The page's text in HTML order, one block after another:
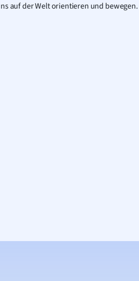
auf der Welt orientieren und bewegen.